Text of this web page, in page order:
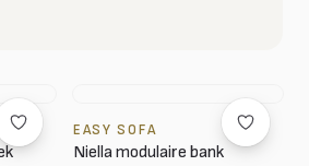
EASY SOFA
Niella modulaire bank